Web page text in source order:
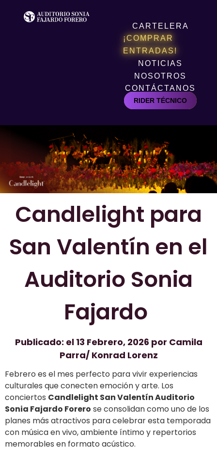
CARTELERA
¡COMPRAR
ENTRADAS!
NOTICIAS
NOSOTROS
CONTÁCTANOS
RIDER TÉCNICO
Candlelight para
San Valentín en el
Auditorio Sonia
Fajardo
Publicado: el 13 Febrero, 2026 por Camila
Parra/ Konrad Lorenz
Febrero es el mes perfecto para vivir experiencias
culturales que conecten emoción y arte. Los
conciertos Candlelight San Valentín Auditorio
Sonia Fajardo Forero se consolidan como uno de los
planes más atractivos para celebrar esta temporada
con música en vivo, ambiente íntimo y repertorios
memorables en formato acústico.